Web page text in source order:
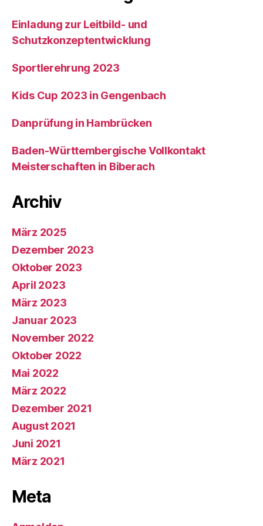
Einladung zur Leitbild- und
Schutzkonzeptentwicklung
Sportlerehrung 2023
Kids Cup 2023 in Gengenbach
Danprüfung in Hambrücken
Baden-Württembergische Vollkontakt
Meisterschaften in Biberach
Archiv
März 2025
Dezember 2023
Oktober 2023
April 2023
März 2023
Januar 2023
November 2022
Oktober 2022
Mai 2022
März 2022
Dezember 2021
August 2021
Juni 2021
März 2021
Meta